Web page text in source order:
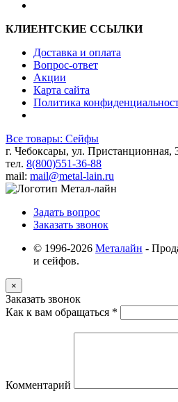
КЛИЕНТСКИЕ ССЫЛКИ
Доставка и оплата
Вопрос-ответ
Акции
Карта сайта
Политика
Все товары: Сейфы
г. Чебоксары, ул. Пристанционная,
тел. 8(800)551-36-88
mail: mail@metal-lain.ru
Задать вопрос
Заказать звонок
© 1996-2026 Металайн -
и сейфов.
×
Заказать звонок
Как к вам обращаться *
Комментарий